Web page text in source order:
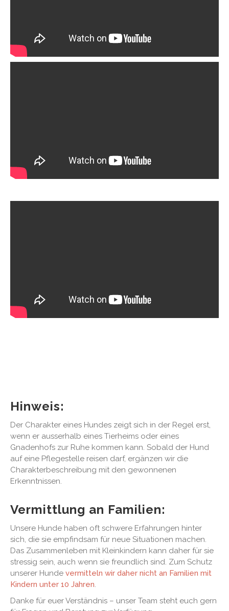
Hinweis:
Der Charakter eines Hundes zeigt sich in der Regel erst,
wenn er ausserhalb eines Tierheims oder eines
Gnadenhofs zur Ruhe kommen kann. Sobald der Hund
auf eine Pflegestelle reisen darf, ergänzen wir die
Charakterbeschreibung mit den gewonnenen
Erkenntnissen.
Vermittlung an Familien:
Unsere Hunde haben oft schwere Erfahrungen hinter
sich, die sie empfindsam für neue Situationen machen.
Das Zusammenleben mit Kleinkindern kann daher für sie
stressig sein, auch wenn sie freundlich sind. Zum Schutz
unserer Hunde vermitteln wir daher nicht an Familien mit
Kindern unter 10 Jahren.
Danke für euer Verständnis – unser Team steht euch gern